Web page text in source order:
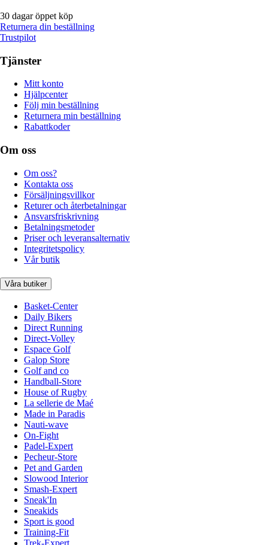
30 dagar öppet köp
Returnera din beställning
Trustpilot
Tjänster
Mitt konto
Hjälpcenter
Följ min beställning
Returnera min beställning
Rabattkoder
Om oss
Om oss?
Kontakta oss
Försäljningsvillkor
Returer och återbetalningar
Ansvarsfriskrivning
Betalningsmetoder
Priser och leveransalternativ
Integritetspolicy
Vår butik
Våra butiker
Basket-Center
Daily Bikers
Direct Running
Direct-Volley
Espace Golf
Galop Store
Golf and co
Handball-Store
House of Rugby
La sellerie de Maé
Made in Paradis
Nauti-wave
On-Fight
Padel-Expert
Pecheur-Store
Pet and Garden
Slowood Interior
Smash-Expert
Sneak'In
Sneakids
Sport is good
Training-Fit